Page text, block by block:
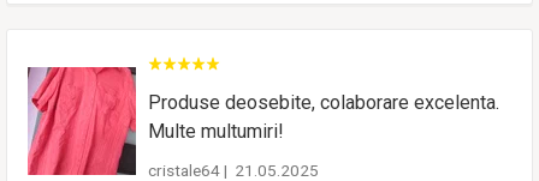
Produse deosebite, colaborare excelenta.
Multe multumiri!
cristale64| 21.05.2025